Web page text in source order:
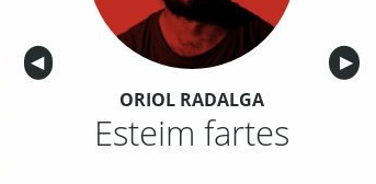
Anterior
◀︎ ▶︎
ORIOL RADALGA
Esteim fartes